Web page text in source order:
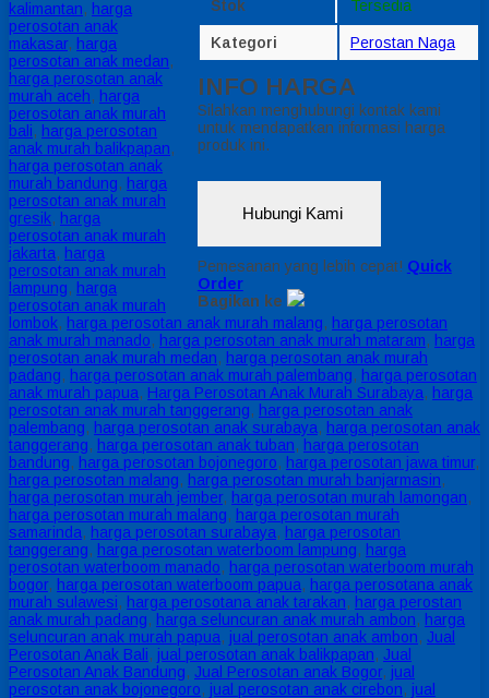
Stok Tersedia
Kategori Perostan Naga
INFO HARGA
Silahkan menghubungi kontak kami
untuk mendapatkan informasi harga
produk ini.
Hubungi Kami
Pemesanan yang lebih cepat! Quick
Order
Bagikan ke
kalimantan, harga
perosotan anak
makasar, harga
perosotan anak medan,
harga perosotan anak
murah aceh, harga
perosotan anak murah
bali, harga perosotan
anak murah balikpapan,
harga perosotan anak
murah bandung, harga
perosotan anak murah
gresik, harga
perosotan anak murah
jakarta, harga
perosotan anak murah
lampung, harga
perosotan anak murah
lombok, harga perosotan anak murah malang, harga perosotan
anak murah manado, harga perosotan anak murah mataram, harga
perosotan anak murah medan, harga perosotan anak murah
padang, harga perosotan anak murah palembang, harga perosotan
anak murah papua, Harga Perosotan Anak Murah Surabaya, harga
perosotan anak murah tanggerang, harga perosotan anak
palembang, harga perosotan anak surabaya, harga perosotan anak
tanggerang, harga perosotan anak tuban, harga perosotan
bandung, harga perosotan bojonegoro, harga perosotan jawa timur,
harga perosotan malang, harga perosotan murah banjarmasin,
harga perosotan murah jember, harga perosotan murah lamongan,
harga perosotan murah malang, harga perosotan murah
samarinda, harga perosotan surabaya, harga perosotan
tanggerang, harga perosotan waterboom lampung, harga
perosotan waterboom manado, harga perosotan waterboom murah
bogor, harga perosotan waterboom papua, harga perosotana anak
murah sulawesi, harga perosotana anak tarakan, harga perostan
anak murah padang, harga seluncuran anak murah ambon, harga
seluncuran anak murah papua, jual perosotan anak ambon, Jual
Perosotan Anak Bali, jual perosotan anak balikpapan, Jual
Perosotan Anak Bandung, Jual Perosotan anak Bogor, jual
perosotan anak bojonegoro, jual perosotan anak cirebon, jual